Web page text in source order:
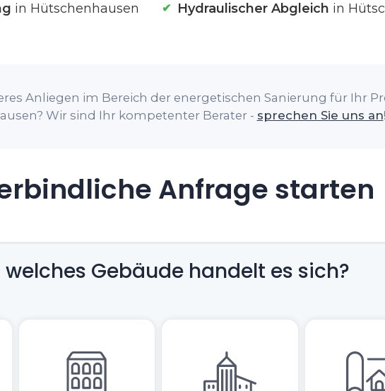
in Hütschenhausen Hydraulischer Abgleich in
Anliegen im Bereich der energetischen Sanierung für Ihr
Wir sind Ihr kompetenter Berater - sprechen Sie uns an!
Anfrage starten